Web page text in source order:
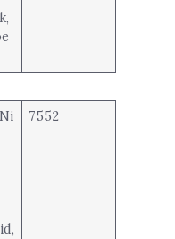
7552